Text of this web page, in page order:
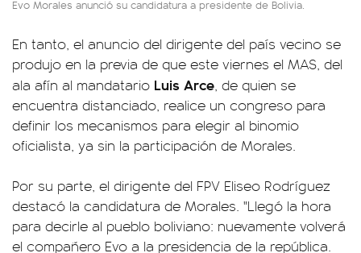
Evo Morales anunció su candidatura a presidente de Bolivia.
En tanto, el anuncio del dirigente del país vecino se
produjo en la previa de que este viernes el MAS, del
ala afín al mandatario Luis Arce, de quien se
encuentra distanciado, realice un congreso para
definir los mecanismos para elegir al binomio
oficialista, ya sin la participación de Morales.
Por su parte, el dirigente del FPV Eliseo Rodríguez
destacó la candidatura de Morales. "Llegó la hora
para decirle al pueblo boliviano: nuevamente volverá
el compañero Evo a la presidencia de la república.